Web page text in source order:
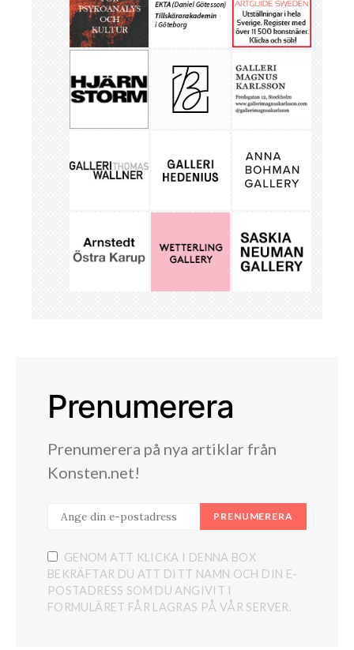
Prenumerera
Prenumerera på nya artiklar från
Konsten.net!
PRENUMERERA
GENOM ATT KLICKA I DENNA BOX
BEKRÄFTAR DU ATT DITT NAMN OCH DIN E-
POSTADRESS SOM DU ANGIVIT I
FORMULÄRET FÅR LAGRAS PÅ VÅR SERVER.